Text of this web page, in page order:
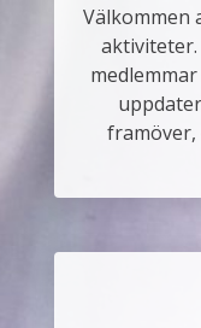
Välkommen
aktiviteter.
framöver,